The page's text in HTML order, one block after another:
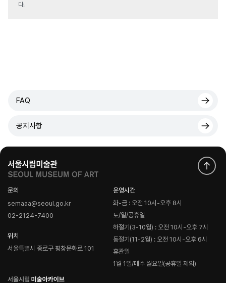
다.
FAQ
공지사항
문의
semaaa@seoul.go.kr
02-2124-7400
위치
서울특별시 종로구 평창문화로 101
운영시간
화-금 : 오전 10시-오후 8시
토/일/공휴일
하절기(3-10월) : 오전 10시-오후 7시
동절기(11-2월) : 오전 10시-오후 6시
휴관일
1월 1일/매주 월요일(공휴일 제외)
로